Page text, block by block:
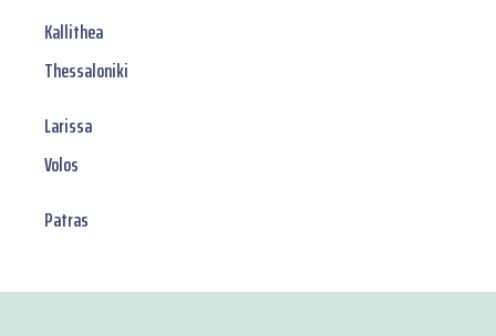
Kallithea
Thessaloniki
Larissa
Volos
Patras